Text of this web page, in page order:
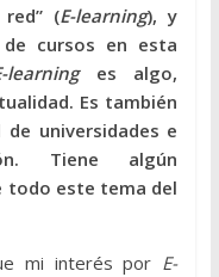
red” (E-learning), y
cursos en esta
learninges algo,
Es también
universidades e
Tiene algún
todo este tema del
mi interés por E-